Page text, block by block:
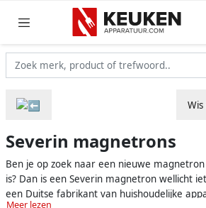
Severin magnetrons
Ben je op zoek naar een nieuwe
is? Dan is een Severin magnetron wellicht
een Duitse fabrikant van huishoudelijke
Meer lezen